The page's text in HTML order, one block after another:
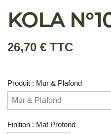
KOLA
26,70 € TTC
Produit : Mur & Plafond
Finition : Mat Profond